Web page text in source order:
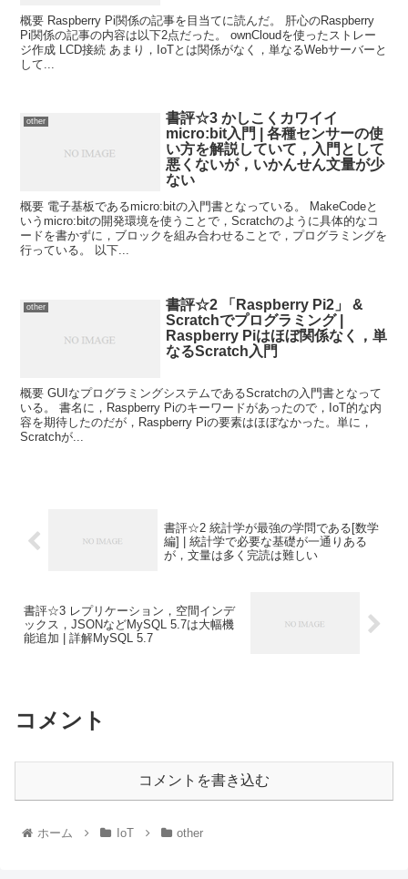
概要 Raspberry Pi関係の記事を目当てに読んだ。 肝心のRaspberry
Pi関係の記事の内容は以下2点だった。 ownCloudを使ったストレー
ジ作成 LCD接続 あまり，IoTとは関係がなく，単なるWebサーバーと
して...
other
書評☆3 かしこくカワイイ
micro:bit入門 | 各種センサーの使
い方を解説していて，入門として
悪くないが，いかんせん文量が少
ない
概要 電子基板であるmicro:bitの入門書となっている。 MakeCodeと
いうmicro:bitの開発環境を使うことで，Scratchのように具体的なコ
ードを書かずに，ブロックを組み合わせることで，プログラミングを
行っている。 以下...
other
書評☆2 「Raspberry Pi2」 &
Scratchでプログラミング |
Raspberry Piはほぼ関係なく，単
なるScratch入門
概要 GUIなプログラミングシステムであるScratchの入門書となって
いる。 書名に，Raspberry Piのキーワードがあったので，IoT的な内
容を期待したのだが，Raspberry Piの要素はほぼなかった。単に，
Scratchが...
書評☆2 統計学が最強の学問である[数学
編] | 統計学で必要な基礎が一通りある
が，文量は多く完読は難しい
書評☆3 レプリケーション，空間インデ
ックス，JSONなどMySQL 5.7は大幅機
能追加 | 詳解MySQL 5.7
コメント
コメントを書き込む
ホーム IoT other